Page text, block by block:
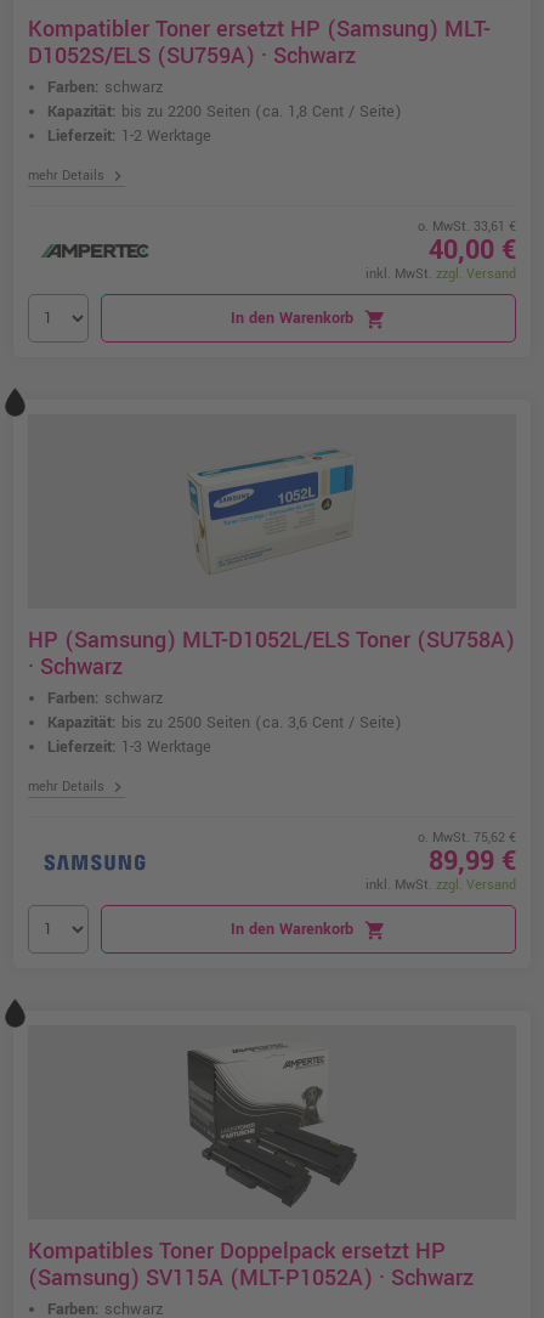
Kompatibler Toner ersetzt HP (Samsung) MLT-
D1052S/ELS (SU759A) · Schwarz
Farben: schwarz
Kapazität: bis zu 2200 Seiten (ca. 1,8 Cent / Seite)
Lieferzeit: 1-2 Werktage
mehr Details chevron_right
o. MwSt. 33,61 €
40,00 €
inkl. MwSt. zzgl. Versand
In den Warenkorb shopping_cart
HP (Samsung) MLT-D1052L/ELS Toner (SU758A)
· Schwarz
Farben: schwarz
Kapazität: bis zu 2500 Seiten (ca. 3,6 Cent / Seite)
Lieferzeit: 1-3 Werktage
mehr Details chevron_right
o. MwSt. 75,62 €
89,99 €
inkl. MwSt. zzgl. Versand
In den Warenkorb shopping_cart
Kompatibles Toner Doppelpack ersetzt HP
(Samsung) SV115A (MLT-P1052A) · Schwarz
Farben: schwarz